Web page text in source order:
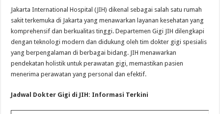
Jakarta International Hospital (JIH) dikenal sebagai salah satu rumah
sakit terkemuka di Jakarta yang menawarkan layanan kesehatan yang
komprehensif dan berkualitas tinggi. Departemen Gigi JIH dilengkapi
dengan teknologi modern dan didukung oleh tim dokter gigi spesialis
yang berpengalaman di berbagai bidang. JIH menawarkan
pendekatan holistik untuk perawatan gigi, memastikan pasien
menerima perawatan yang personal dan efektif.
Jadwal Dokter Gigi di JIH: Informasi Terkini